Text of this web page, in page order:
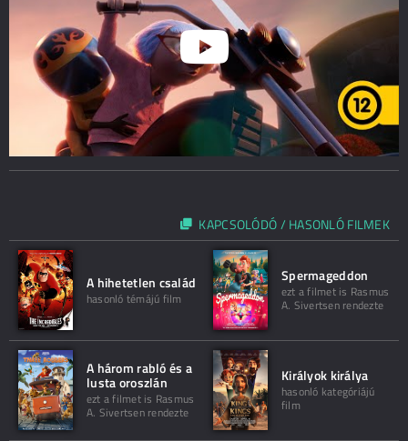
KAPCSOLÓDÓ / HASONLÓ FILMEK
A hihetetlen család
hasonló témájú film
Spermageddon
ezt a filmet is Rasmus
A. Sivertsen rendezte
A három rabló és a
lusta oroszlán
ezt a filmet is Rasmus
A. Sivertsen rendezte
Királyok királya
hasonló kategóriájú
film